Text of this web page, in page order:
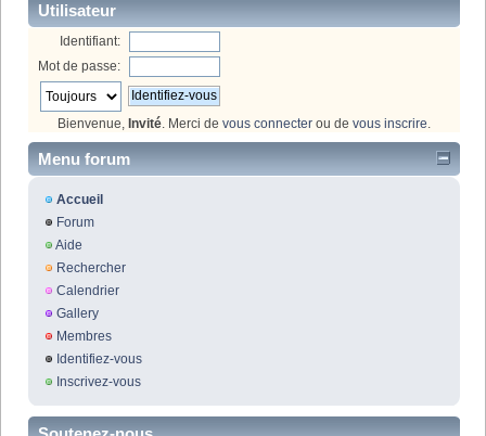
Utilisateur
Identifiant:
Mot de passe:
Bienvenue, Invité. Merci de vous connecter ou de vous inscrire.
Menu forum
Accueil
Forum
Aide
Rechercher
Calendrier
Gallery
Membres
Identifiez-vous
Inscrivez-vous